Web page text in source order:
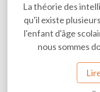
La théorie des
qu'il existe
l'enfant d'âge
nous sommes